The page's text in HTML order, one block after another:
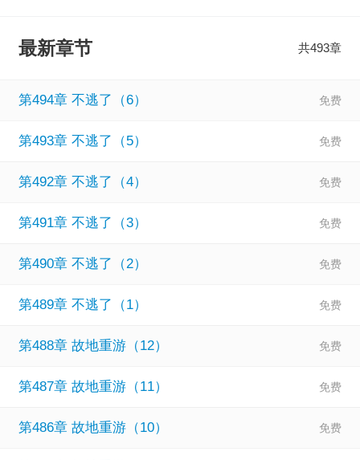
召唤，华国营救行动正式启动！ 攻略？是不可能攻略的！ 人
鬼怪。 从蓝星偷走的，不管是人还是物，都给我还回来！ 祖
最新章节 共493章
第494章 不逃了（6）
第493章 不逃了（5）
第492章 不逃了（4）
第491章 不逃了（3）
第490章 不逃了（2）
第489章 不逃了（1）
第488章 故地重游（12）
第487章 故地重游（11）
第486章 故地重游（10）